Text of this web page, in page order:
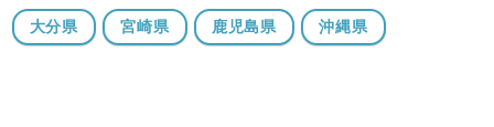
大分県 宮崎県 鹿児島県 沖縄県